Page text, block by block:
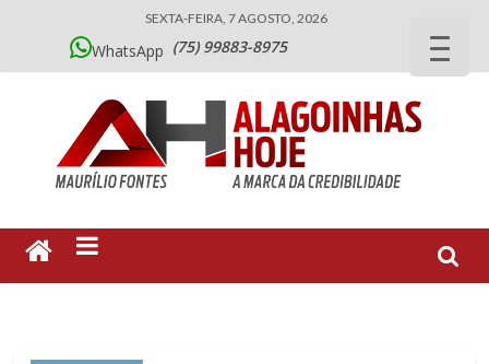
SEXTA-FEIRA, 7 AGOSTO, 2026
WhatsApp (75) 99883-8975